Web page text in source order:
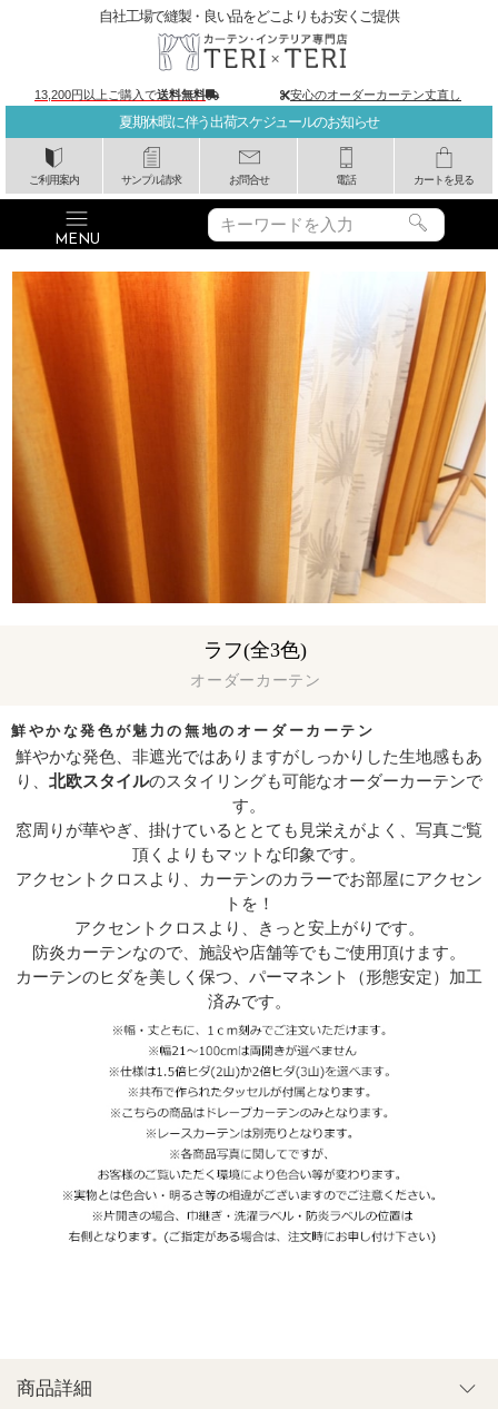
夏期休暇に伴う出荷スケジュールのお知らせ
ご利用案内 サンプル請求 お問合せ 電話 カートを見る
自社工場で縫製・良い品をどこよりもお安くご提供
13,200円以上ご購入で送料無料 安心のオーダーカーテン丈直し
鮮やかな発色が魅力の無地のオーダーカーテン
オーダーカーテン
ラフ(全3色)
鮮やかな発色、非遮光ではありますがしっかりした生地感もあ
り、 北欧スタイルのスタイリングも可能なオーダーカーテンで
す。
窓周りが華やぎ、掛けているととても見栄えがよく、写真ご覧
頂くよりもマットな印象です。
アクセントクロスより、カーテンのカラーでお部屋にアクセン
トを！
アクセントクロスより、きっと安上がりです。
防炎カーテンなので、施設や店舗等でもご使用頂けます。
カーテンのヒダを美しく保つ、パーマネント（形態安定）加工
済みです。
商品詳細